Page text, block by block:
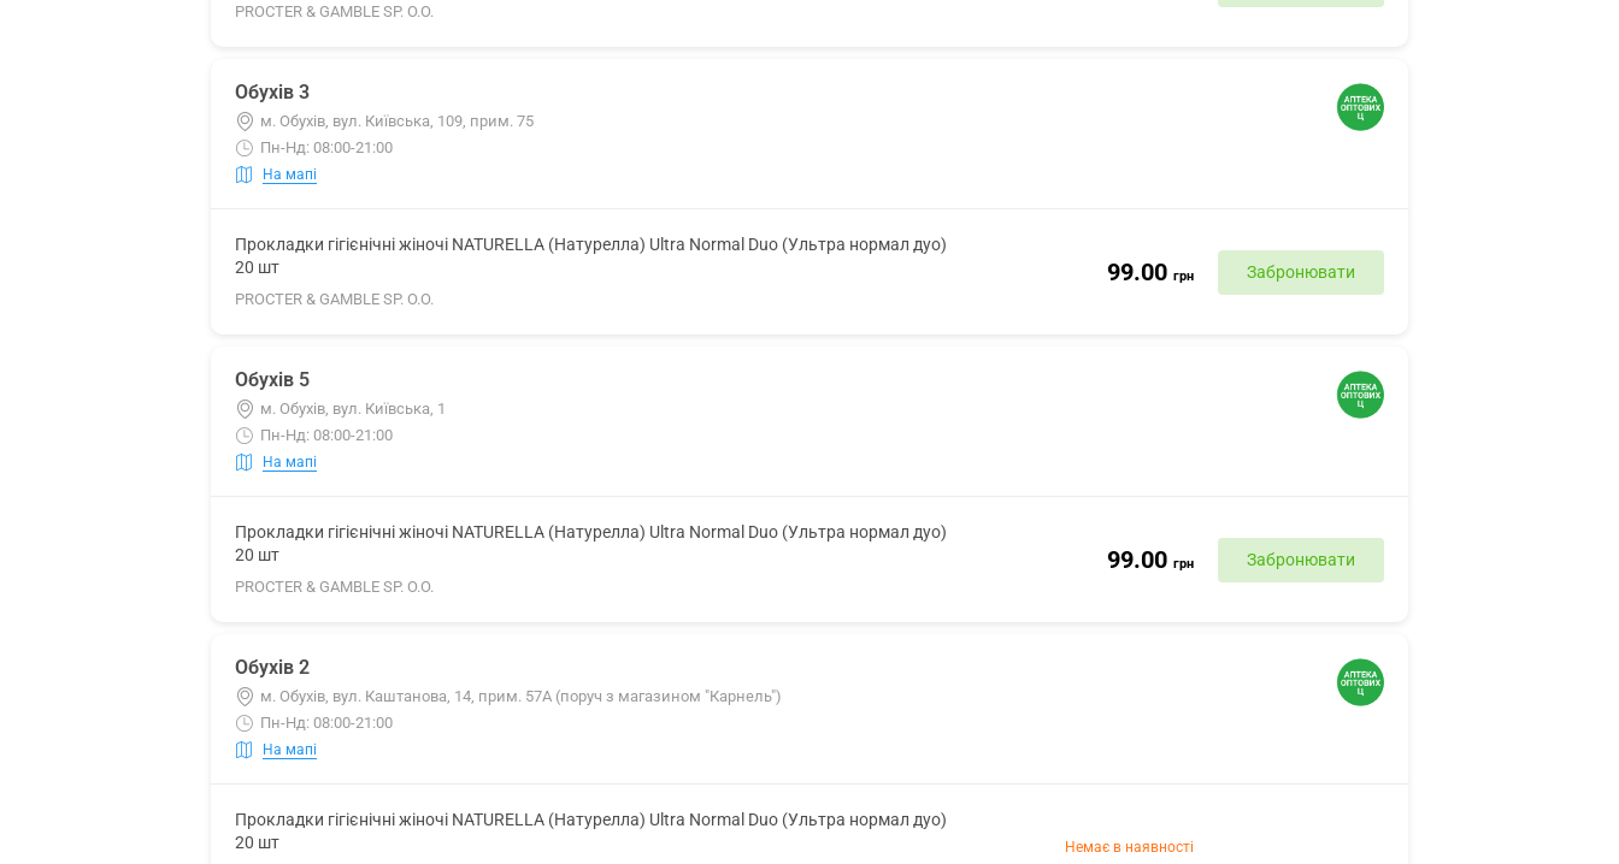
PROCTER & GAMBLE SP. O.O.
Обухів 3
м. Обухів, вул. Київська, 109, прим. 75
Пн-Нд: 08:00-21:00
На мапі
Прокладки гігієнічні жіночі NATURELLA (Натурелла) Ultra Normal Duo (Ультра нормал дуо)
20 шт
PROCTER & GAMBLE SP. O.O.
99.00 грн Забронювати
Обухів 5
м. Обухів, вул. Київська, 1
Пн-Нд: 08:00-21:00
На мапі
Прокладки гігієнічні жіночі NATURELLA (Натурелла) Ultra Normal Duo (Ультра нормал дуо)
20 шт
PROCTER & GAMBLE SP. O.O.
99.00 грн Забронювати
Обухів 2
м. Обухів, вул. Каштанова, 14, прим. 57А (поруч з магазином "Карнель")
Пн-Нд: 08:00-21:00
На мапі
Прокладки гігієнічні жіночі NATURELLA (Натурелла) Ultra Normal Duo (Ультра нормал дуо)
20 шт
Немає в наявності